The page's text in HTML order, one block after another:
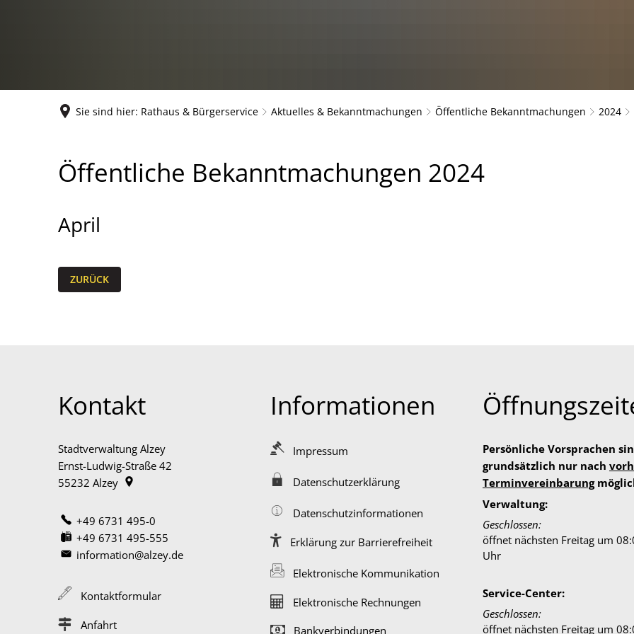
Sie sind hier: Rathaus & Bürgerservice Aktuelles & Bekanntmachungen Öffentliche Bekanntmachungen 2024
Öffentliche Bekanntmachungen 2024
April
ZURÜCK
Kontakt
Stadtverwaltung Alzey
Ernst-Ludwig-Straße 42
55232 Alzey
+49 6731 495-0
+49 6731 495-555
information@alzey.de
Kontaktformular
Anfahrt
Informationen
Impressum
Datenschutzerklärung
Datenschutzinformationen
Erklärung zur Barrierefreiheit
Elektronische Kommunikation
Elektronische Rechnungen
Bankverbindungen
Persönliche Vorsprachen
grundsätzlich nur nach
Terminvereinbarung
Verwaltung:
Klicken, um weitere Öffnungs-
Geschlossen:
öffnet nächsten Freitag um
Uhr
Service-Center:
Klicken, um weitere Öffnungs-
Geschlossen:
öffnet nächsten Freitag um